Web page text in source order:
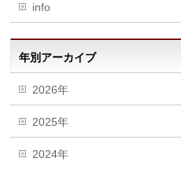
info
年別アーカイブ
2026年
2025年
2024年